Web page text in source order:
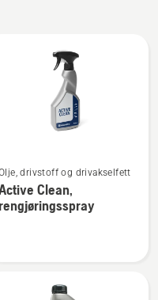
drivstoff og drivakselfett
Clean,
rengjøringsspray